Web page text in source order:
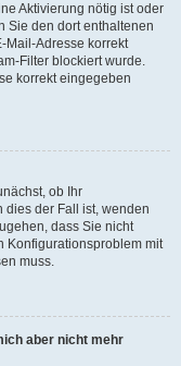
Aktivierung nötig ist oder
Sie den dort enthaltenen
Mail-Adresse korrekt
Filter blockiert wurde.
korrekt eingegeben
ob Ihr
dies der Fall ist, wenden
dass Sie nicht
Konfigurationsproblem mit
muss.
aber nicht mehr